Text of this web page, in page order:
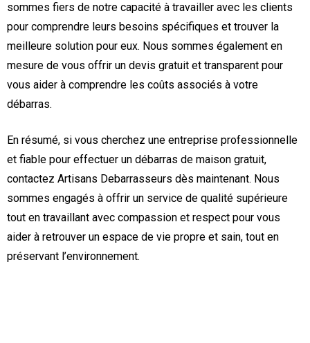
sommes fiers de notre capacité à travailler avec les clients
pour comprendre leurs besoins spécifiques et trouver la
meilleure solution pour eux. Nous sommes également en
mesure de vous offrir un devis gratuit et transparent pour
vous aider à comprendre les coûts associés à votre
débarras.
En résumé, si vous cherchez une entreprise professionnelle
et fiable pour effectuer un débarras de maison gratuit,
contactez Artisans Debarrasseurs dès maintenant. Nous
sommes engagés à offrir un service de qualité supérieure
tout en travaillant avec compassion et respect pour vous
aider à retrouver un espace de vie propre et sain, tout en
préservant l’environnement.